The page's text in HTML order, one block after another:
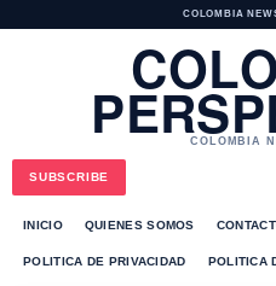
COLOMBIA
COLOMBIA
SUBSCRIBE
INICIO QUIENES SOMOS
POLITICA DE PRIVACIDAD POLITICA